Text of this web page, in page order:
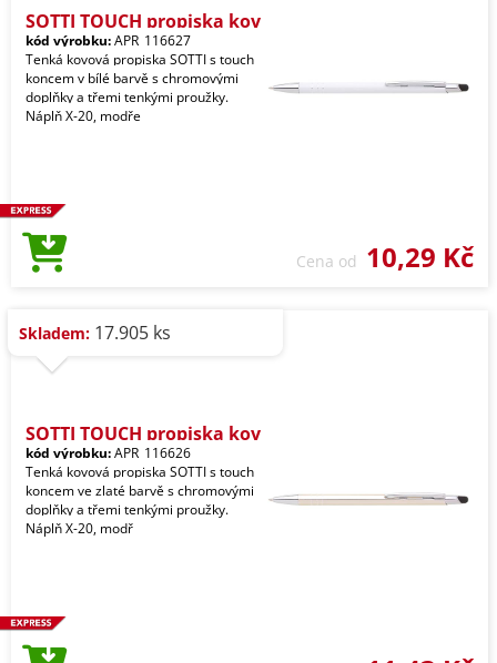
SOTTI TOUCH propiska kov
kód výrobku:APR_116627
Tenká kovová propiska SOTTI s touch
koncem v bílé barvě s chromovými
doplňky a třemi tenkými proužky.
Náplň X-20, modře
Cena od 10,29 Kč
Skladem: 17.905 ks
SOTTI TOUCH propiska kov
kód výrobku:APR_116626
Tenká kovová propiska SOTTI s touch
koncem ve zlaté barvě s chromovými
doplňky a třemi tenkými proužky.
Náplň X-20, modř